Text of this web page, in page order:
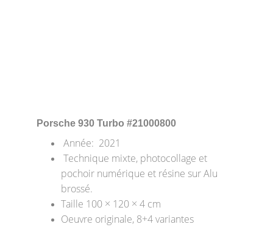
Porsche 930 Turbo #21000800
Année:  2021
pochoir numérique et résine sur Alu
brossé.
Taille 100 × 120 × 4 cm
Oeuvre originale, 8+4 variantes